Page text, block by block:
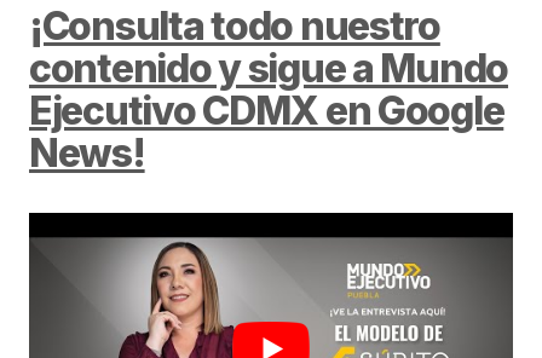
¡Consulta todo nuestro
contenido y sigue a Mundo
Ejecutivo CDMX en Google
News!